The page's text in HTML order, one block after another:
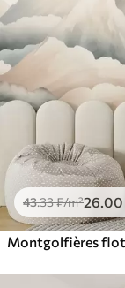
43.33₣/m²26 .00